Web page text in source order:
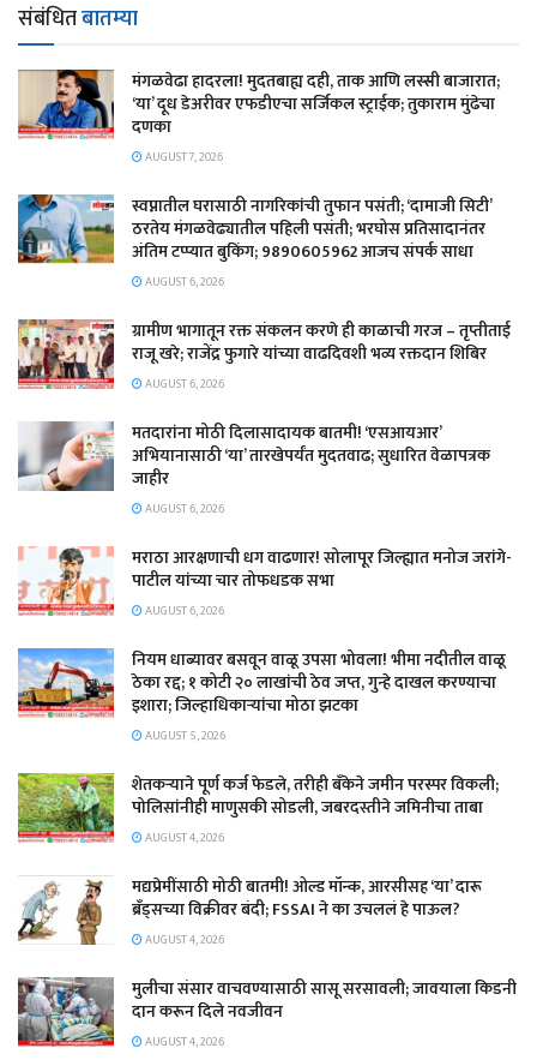
संबंधितबातम्या
​मंगळवेढा हादरला! मुदतबाह्य दही, ताक आणि लस्सी बाजारात;
‘या’ दूध डेअरीवर एफडीएचा सर्जिकल स्ट्राईक; ​तुकाराम मुंढेचा
दणका
AUGUST 7, 2026
स्वप्नातील घरासाठी नागरिकांची तुफान पसंती; ‘दामाजी सिटी’
ठरतेय मंगळवेढ्यातील पहिली पसंती; भरघोस प्रतिसादानंतर
अंतिम टप्प्यात बुकिंग; 9890605962 आजच संपर्क साधा
AUGUST 6, 2026
ग्रामीण भागातून रक्त संकलन करणे ही काळाची गरज – तृप्तीताई
राजू खरे; राजेंद्र फुगारे यांच्या वाढदिवशी भव्य रक्तदान शिबिर
AUGUST 6, 2026
मतदारांना मोठी दिलासादायक बातमी! ‘एसआयआर’
अभियानासाठी ‘या’ तारखेपर्यंत मुदतवाढ; सुधारित वेळापत्रक
जाहीर
AUGUST 6, 2026
मराठा आरक्षणाची धग वाढणार! सोलापूर जिल्ह्यात मनोज जरांगे-
पाटील यांच्या चार तोफधडक सभा
AUGUST 6, 2026
नियम धाब्यावर बसवून वाळू उपसा भोवला! भीमा नदीतील वाळू
ठेका रद्द; १ कोटी २० लाखांची ठेव जप्त, गुन्हे दाखल करण्याचा
इशारा; जिल्हाधिकाऱ्यांचा मोठा झटका
AUGUST 5, 2026
शेतकऱ्याने पूर्ण कर्ज फेडले, तरीही बँकेने जमीन परस्पर विकली;
पोलिसांनीही माणुसकी सोडली, जबरदस्तीने जमिनीचा ताबा
AUGUST 4, 2026
मद्यप्रेमींसाठी मोठी बातमी! ओल्ड मॉन्क, आरसीसह ‘या’ दारू
ब्रँड्सच्या विक्रीवर बंदी; FSSAI ने का उचललं हे पाऊल?
AUGUST 4, 2026
मुलीचा संसार वाचवण्यासाठी सासू सरसावली; जावयाला किडनी
दान करून दिले नवजीवन
AUGUST 4, 2026